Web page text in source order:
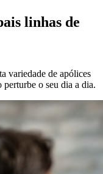
linhas de
variedade de apólices
o seu dia a dia.